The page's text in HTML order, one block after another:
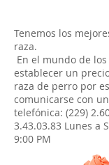
Tenemos los
raza.
En el mundo de
establecer un
raza de perro por
comunicarse con
telefónica: (229)
3.43.03.83 Lunes a
9:00 PM